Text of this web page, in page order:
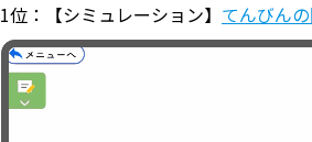
1位：【シミュレーション】 てんびん